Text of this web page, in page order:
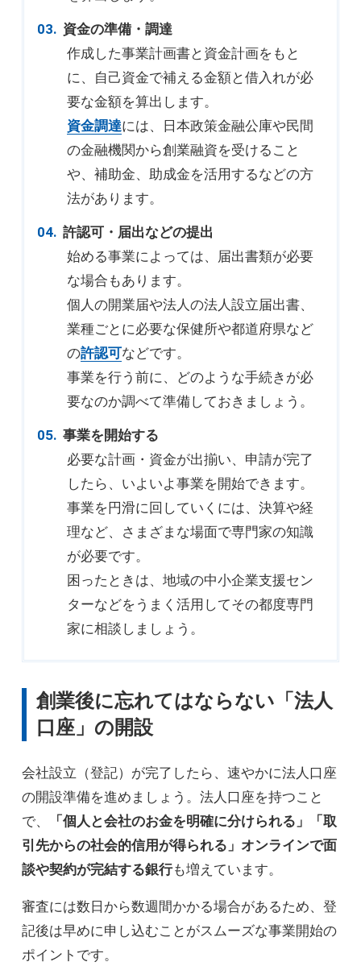
資金の準備・調達
作成した事業計画書と資金計画をもと
に、自己資金で補える金額と借入れが必
要な金額を算出します。
資金調達には、日本政策金融公庫や民間
の金融機関から創業融資を受けること
や、補助金、助成金を活用するなどの方
法があります。
許認可・届出などの提出
始める事業によっては、届出書類が必要
な場合もあります。
個人の開業届や法人の法人設立届出書、
業種ごとに必要な保健所や都道府県など
の許認可などです。
事業を行う前に、どのような手続きが必
要なのか調べて準備しておきましょう。
事業を開始する
必要な計画・資金が出揃い、申請が完了
したら、いよいよ事業を開始できます。
事業を円滑に回していくには、決算や経
理など、さまざまな場面で専門家の知識
が必要です。
困ったときは、地域の中小企業支援セン
ターなどをうまく活用してその都度専門
家に相談しましょう。
創業後に忘れてはならない「法人
口座」の開設
会社設立（登記）が完了したら、速やかに法人口座
の開設準備を進めましょう。法人口座を持つこと
で、
「個人と会社のお金を明確に分けられる」「取
引先からの社会的信用が得られる」オンラインで面
談や契約が完結する銀行も増えています。
審査には数日から数週間かかる場合があるため、登
記後は早めに申し込むことがスムーズな事業開始の
ポイントです。